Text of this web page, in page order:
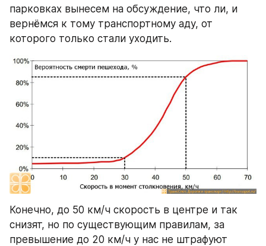
парковках вынесем на обсуждение, что ли, и
вернёмся к тому транспортному аду, от
которого только стали уходить.
Конечно, до 50 км/ч скорость в центре и так
снизят, но по существующим правилам, за
превышение до 20 км/ч у нас не штрафуют